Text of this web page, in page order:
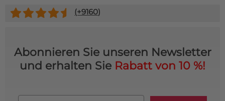
(+9160)
Abonnieren Sie unseren Newsletter
und erhalten Sie Rabatt von 10 %!